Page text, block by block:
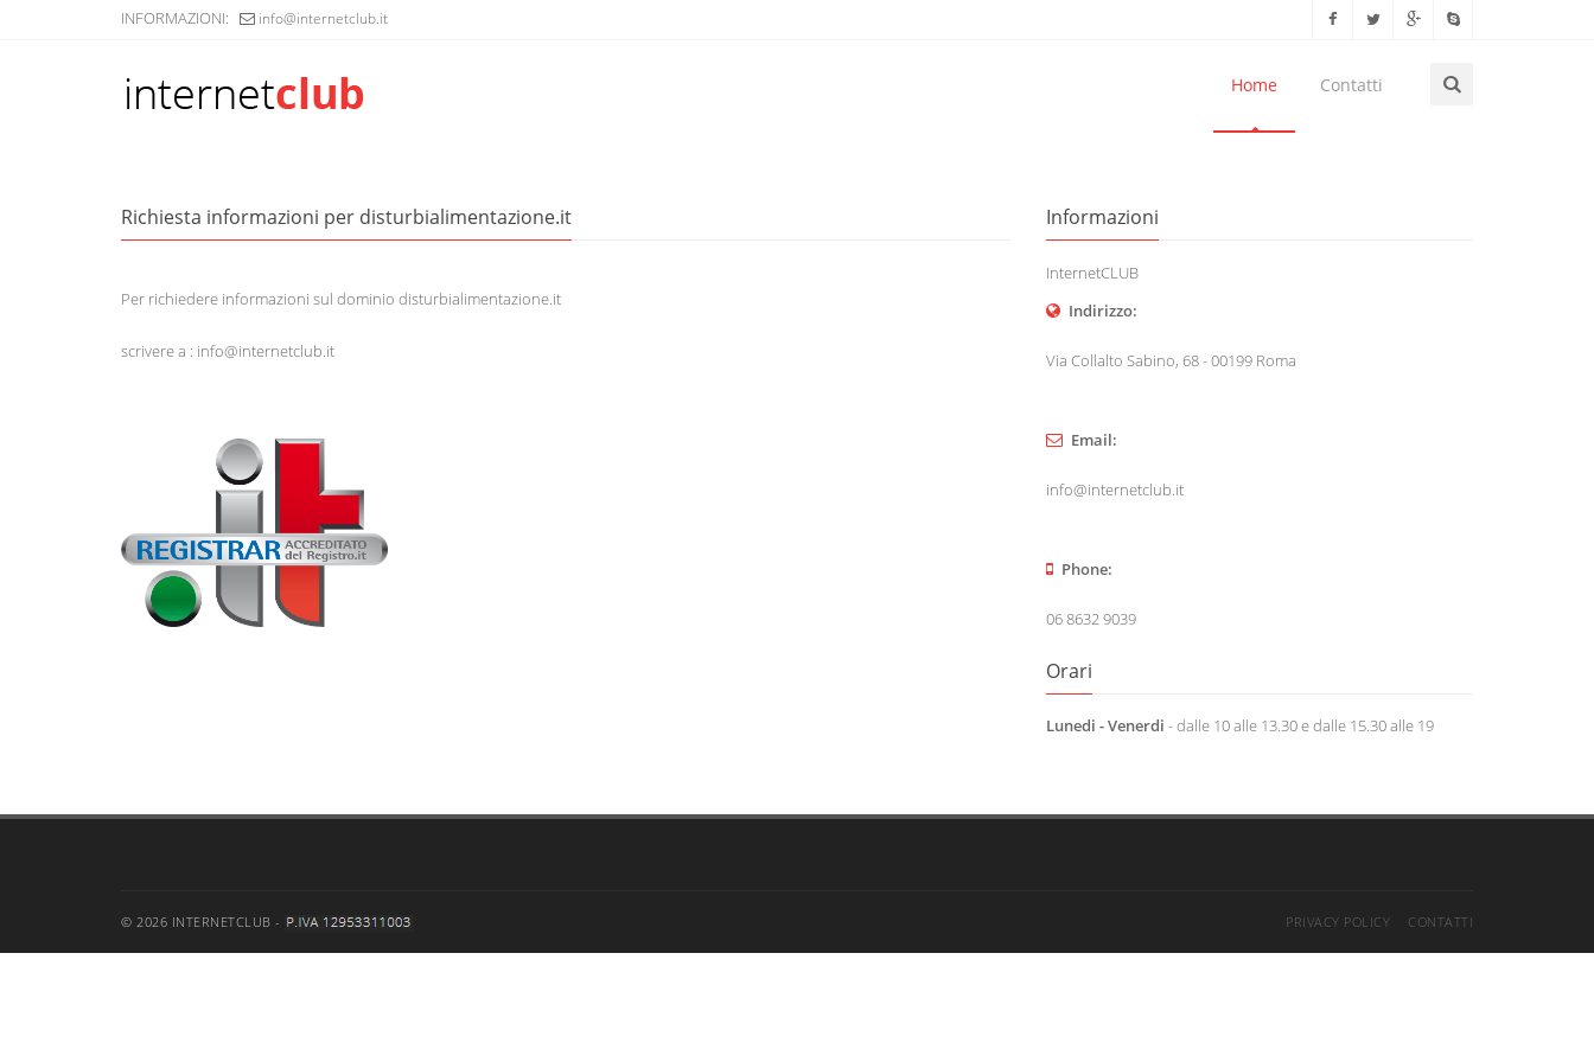
INFORMAZIONI: info@internetclub.it
Home Contatti
Richiesta informazioni per disturbialimentazione.it
Per richiedere informazioni sul dominio disturbialimentazione.it
scrivere a : info@internetclub.it
Informazioni
InternetCLUB
Indirizzo:
Via Collalto Sabino, 68 - 00199 Roma
Email:
info@internetclub.it
Phone:
06 8632 9039
Orari
Lunedi - Venerdi - dalle 10 alle 13.30 e dalle 15.30 alle 19
© 2026 INTERNETCLUB - PRIVACY POLICY CONTATTI